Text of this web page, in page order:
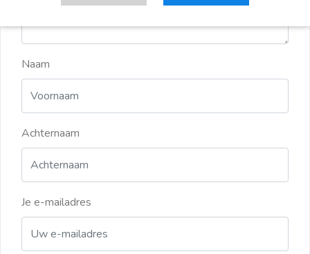
Naam
Achternaam
Je e-mailadres